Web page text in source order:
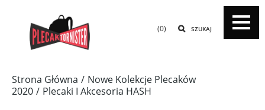
SZUKAJ
(0)
Strona Główna
Nowe Kolekcje Plecaków
2020
Plecaki I Akcesoria HASH